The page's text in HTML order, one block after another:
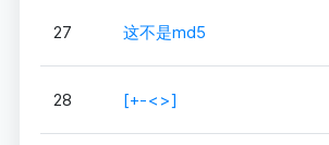
27 这不是md5
28 [+-<>]